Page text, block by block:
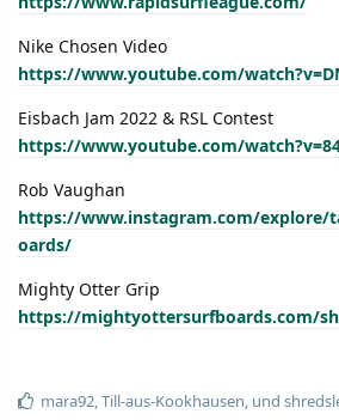
Nike Chosen Video
https://www.youtube.com/
Eisbach Jam 2022 & RSL Contest
https://www.youtube.com/
Rob Vaughan
https://www.instagram.com/explore/
oards/
Mighty Otter Grip
https://mightyottersurfboards.com/
mara92,Till-aus-Kookhausen, und